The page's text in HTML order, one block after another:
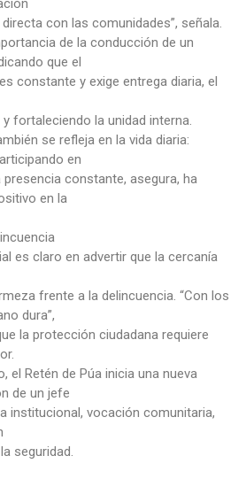
con las comunidades”, señala.
de la conducción de un
que el
constante y exige entrega diaria, el
fortaleciendo la unidad interna.
se refleja en la vida diaria:
en
constante, asegura, ha
en la
es claro en advertir que la cercanía
frente a la delincuencia. “Con los
dura”,
la protección ciudadana requiere
el Retén de Púa inicia una nueva
de un jefe
institucional, vocación comunitaria,
seguridad.